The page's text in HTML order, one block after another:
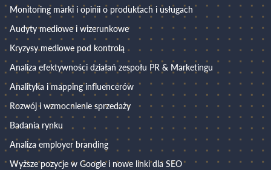
Monitoring marki i opinii o produktach i usługach
Audyty mediowe i wizerunkowe
Kryzysy mediowe pod kontrolą
Analiza efektywności działań zespołu PR & Marketingu
Analityka i mapping influencerów
Rozwój i wzmocnienie sprzedaży
Badania rynku
Analiza employer branding
Wyższe pozycje w Google i nowe linki dla SEO